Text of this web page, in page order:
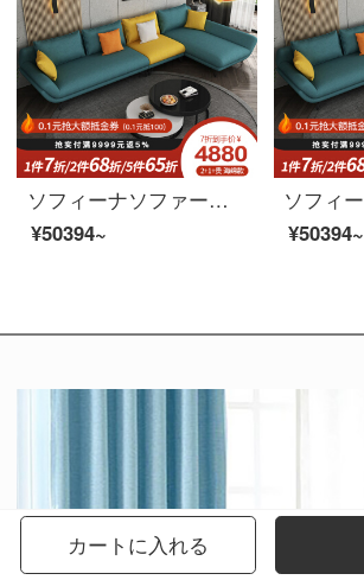
ソフィーナソファー布芸ソファーイタリア式軽い贅沢な布芸ソファーは現代客間の小さな部屋型の回転角度を簡単に表します。リビング家具1+3ラテックスタイプです。
¥50394~
¥50394~
カートに入れる